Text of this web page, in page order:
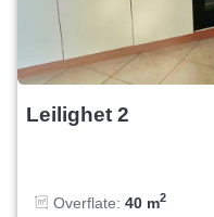
Leilighet 2
Overflate: 40 m2